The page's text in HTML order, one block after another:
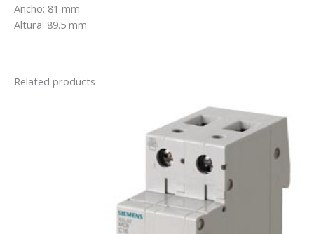
Ancho: 81 mm
Altura: 89.5 mm
Related products